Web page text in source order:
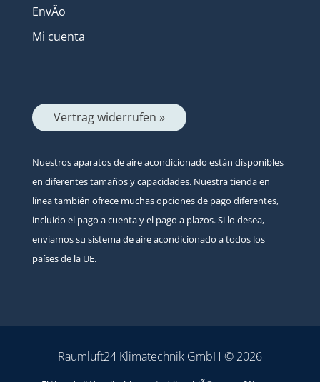
EnvÃ­o
Mi cuenta
Vertrag widerrufen »
Nuestros aparatos de aire acondicionado están disponibles
en diferentes tamaños y capacidades. Nuestra tienda en
línea también ofrece muchas opciones de pago diferentes,
incluido el pago a cuenta y el pago a plazos. Si lo desea,
enviamos su sistema de aire acondicionado a todos los
países de la UE.
Raumluft24 Klimatechnik GmbH © 2026